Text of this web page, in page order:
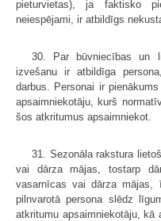
pieturvietas), ja faktisko
neiespējami, ir atbildīgs
30. Par būvniecības un
izvešanu ir atbildīga
darbus. Personai ir
apsaimniekotāju, kurš
šos atkritumus apsaimniekot.
31. Sezonāla rakstura
vai dārza mājas, tostarp
vasarnīcas vai dārza mājas,
pilnvarotā persona slēdz
atkritumu apsaimniekotāju,